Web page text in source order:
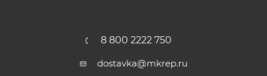
8 800 2222 750
dostavka@mkrep.ru